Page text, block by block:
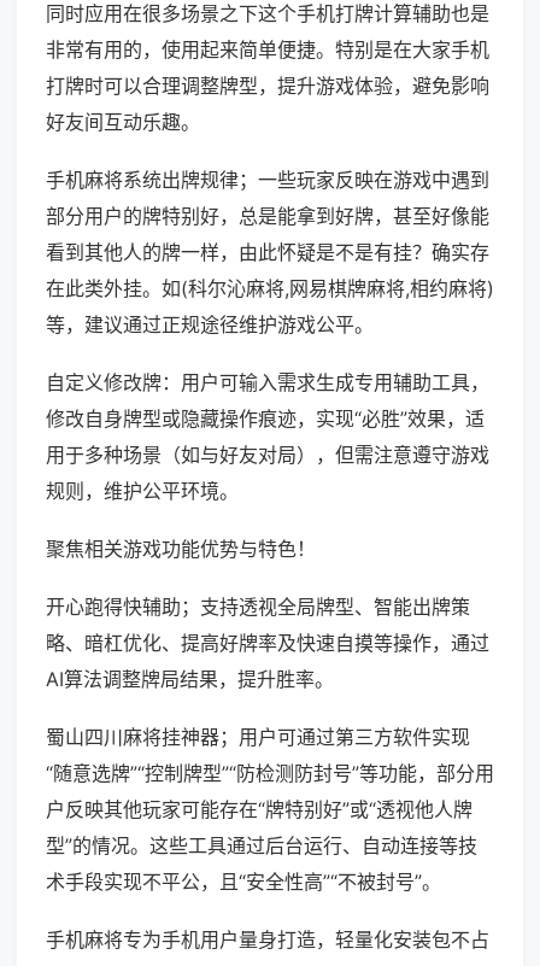
同时应用在很多场景之下这个手机打牌计算辅助也是
非常有用的，使用起来简单便捷。特别是在大家手机
打牌时可以合理调整牌型，提升游戏体验，避免影响
好友间互动乐趣。
手机麻将系统出牌规律；一些玩家反映在游戏中遇到
部分用户的牌特别好，总是能拿到好牌，甚至好像能
看到其他人的牌一样，由此怀疑是不是有挂？确实存
在此类外挂。如(科尔沁麻将,网易棋牌麻将,相约麻将)
等，建议通过正规途径维护游戏公平。
自定义修改牌：用户可输入需求生成专用辅助工具，
修改自身牌型或隐藏操作痕迹，实现“必胜”效果，适
用于多种场景（如与好友对局），但需注意遵守游戏
规则，维护公平环境。
聚焦相关游戏功能优势与特色！
开心跑得快辅助；支持透视全局牌型、智能出牌策
略、暗杠优化、提高好牌率及快速自摸等操作，通过
AI算法调整牌局结果，提升胜率。
蜀山四川麻将挂神器；用户可通过第三方软件实现
“随意选牌”“控制牌型”“防检测防封号”等功能，部分用
户反映其他玩家可能存在“牌特别好”或“透视他人牌
型”的情况。这些工具通过后台运行、自动连接等技
术手段实现不平公，且“安全性高”“不被封号”。
手机麻将专为手机用户量身打造，轻量化安装包不占